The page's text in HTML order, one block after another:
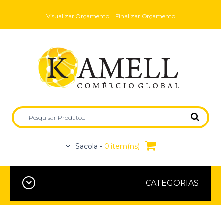
Visualizar Orçamento Finalizar Orçamento
Sacola - 0 item(ns)
CATEGORIAS